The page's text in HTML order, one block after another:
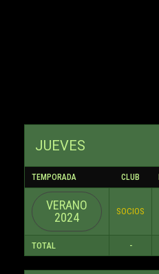
JUEVES
TEMPORADA CLUB
VERANO
2024
SOCIOS
TOTAL -